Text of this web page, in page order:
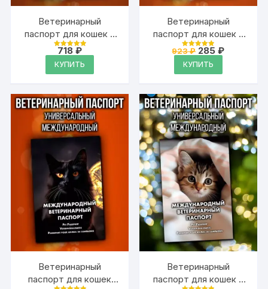
Ветеринарный
паспорт для кошек и
собак
международный
Оценка
из 5
718₽
КУПИТЬ
Ветеринарный
паспорт для кошек и
собак
международный
Оценка
из 5
923₽ Первоначальная
цена
составляла
923 ₽.
285₽Текущая
КУПИТЬ
Ветеринарный
паспорт для кошек
Ветеринарный
паспорт для кошек и